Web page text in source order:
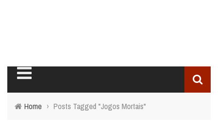
Home › Posts Tagged "Jogos Mortais"